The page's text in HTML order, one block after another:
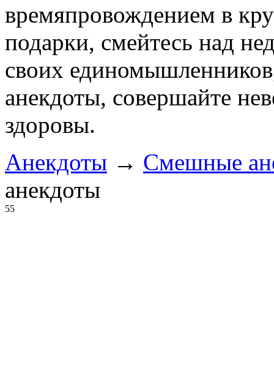
времяпровождением в
подарки, смейтесь над
своих
анекдоты, совершайте
здоровы.
Анекдоты → Смешные
анекдоты
55